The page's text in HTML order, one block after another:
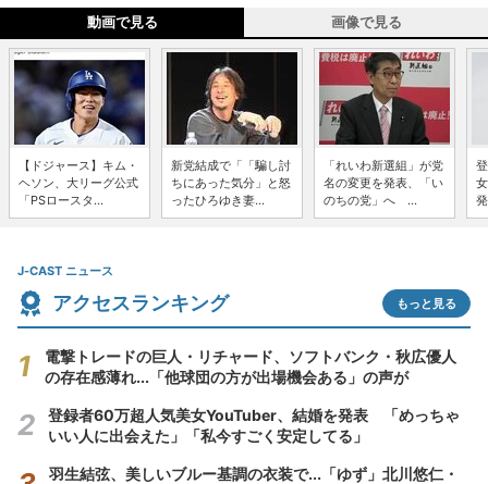
動画で見る 画像で見る
【ドジャース】キム・
ヘソン、大リーグ公式
「PSロースタ...
新党結成で「「騙し討
ちにあった気分」と怒
ったひろゆき妻...
「れいわ新選組」が党
名の変更を発表、「い
のちの党」へ ...
J-CAST ニュース
アクセスランキング もっと見る
電撃トレードの巨人・リチャード、ソフトバンク・秋広優人
の存在感薄れ...「他球団の方が出場機会ある」の声が
登録者60万超人気美女YouTuber、結婚を発表 「めっちゃ
いい人に出会えた」「私今すごく安定してる」
羽生結弦、美しいブルー基調の衣装で...「ゆず」北川悠仁・